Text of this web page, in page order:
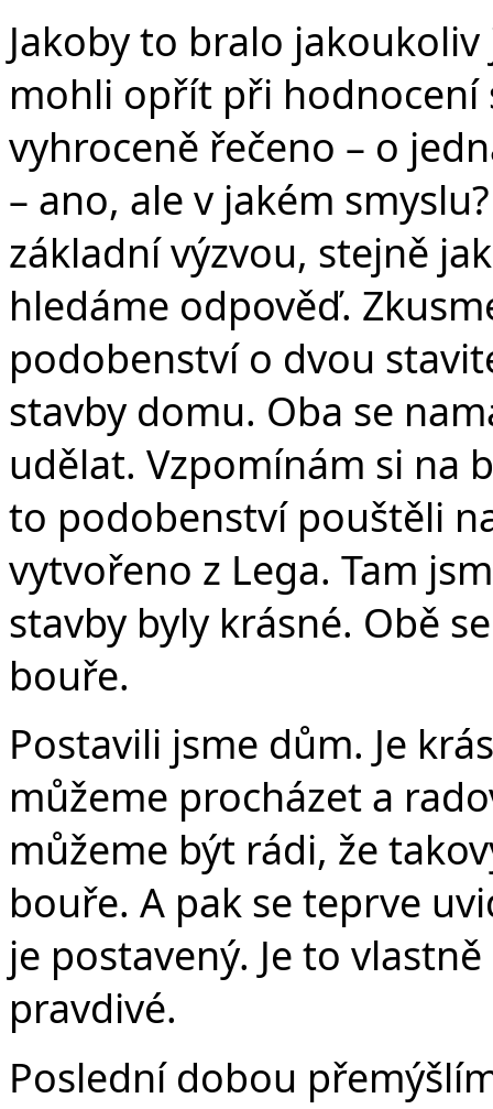
Jakoby to bralo
mohli opřít při hodnocení
vyhroceně řečeno – o
– ano, ale v jakém
základní výzvou, stejně
hledáme odpověď.
podobenství o dvou
stavby domu. Oba se
udělat. Vzpomínám si na
to podobenství pouštěli
vytvořeno z Lega. Tam
stavby byly krásné. Obě
bouře.
Postavili jsme dům. Je
můžeme procházet a
můžeme být rádi, že
bouře. A pak se teprve
je postavený. Je to
pravdivé.
Poslední dobou